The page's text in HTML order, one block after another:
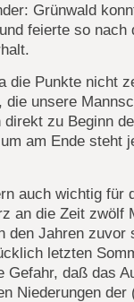
Grünwald
feierte so nach
die Punkte nicht
die unsere
direkt zu Beginn
am Ende steht
auch wichtig für
an die Zeit zwölf
den Jahren zuvor
letzten
Gefahr, daß das
Niederungen der